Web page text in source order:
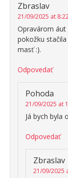
Zbraslav
21/09/2025 at
Opravárom
pokožku
masť :).
Odpovedať
Pohoda
21/09/2025 at
Já bych byla
Odpovedať
Zbraslav
21/09/2025